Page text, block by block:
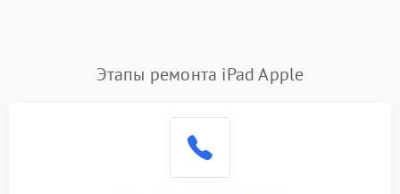
Этапы ремонта iPad Apple